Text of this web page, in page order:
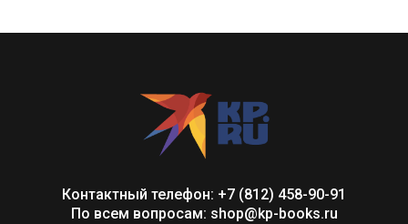
Контактный телефон: +7 (812) 458-90-91
По всем вопросам: shop@kp-books.ru